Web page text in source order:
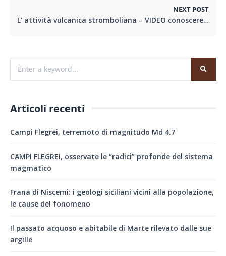
NEXT POST
L’ attività vulcanica stromboliana – VIDEO conosceregeologia
Articoli recenti
Campi Flegrei, terremoto di magnitudo Md 4.7
CAMPI FLEGREI, osservate le “radici” profonde del sistema
magmatico
Frana di Niscemi: i geologi siciliani vicini alla popolazione,
le cause del fonomeno
Il passato acquoso e abitabile di Marte rilevato dalle sue
argille